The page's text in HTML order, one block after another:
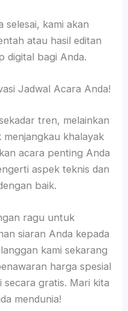
selesai, kami akan
atau hasil editan
digital bagi Anda.
Jadwal Acara Anda!
tren, melainkan
khalayak
acara penting Anda
aspek teknis dan
baik.
ragu untuk
siaran Anda kepada
kami sekarang
harga spesial
secara gratis. Mari kita
mendunia!